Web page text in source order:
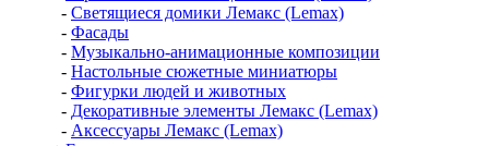
- Светящиеся домики Лемакс (Lemax)
- Фасады
- Музыкально-анимационные композиции
- Настольные сюжетные миниатюры
- Фигурки людей и животных
- Декоративные элементы Лемакс (Lemax)
- Аксессуары Лемакс (Lemax)